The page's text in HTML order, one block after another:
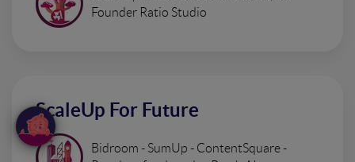
Founder Ratio Studio
ScaleUp For Future
Bidroom - SumUp - ContentSquare -